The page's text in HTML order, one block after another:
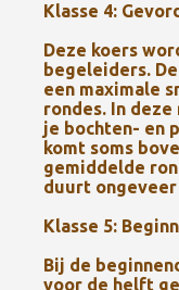
Klasse 4:
Deze koers
begeleiders.
een maximale
rondes. In
je bochten- en
komt soms
gemiddelde
duurt ongeveer
Klasse 5:
Bij de
voor de helft